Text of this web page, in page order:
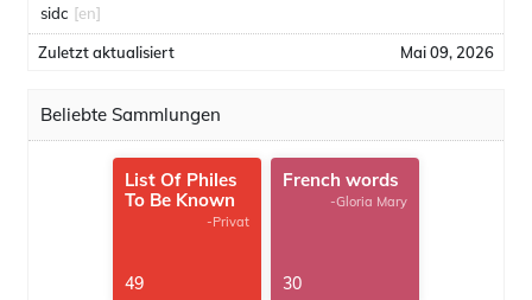
sidc [en]
Zuletzt aktualisiert Mai 09, 2026
Beliebte Sammlungen
List Of Philes
To Be Known
-Privat
49
French words
-Gloria Mary
30